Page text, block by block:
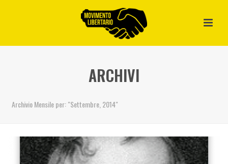
ARCHIVI
Archivio Mensile per: "Settembre, 2014"